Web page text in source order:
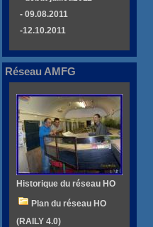
- 09.08.2011
-12.10.2011
Réseau AMFG
Historique du réseau HO
Plan du réseau HO
(RAILY 4.0)